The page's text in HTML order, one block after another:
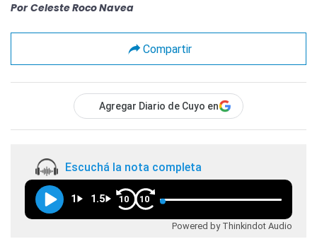
Por Celeste Roco Navea
Compartir
Agregar Diario de Cuyo en
Escuchá la nota completa
1 1.5 10 10
Powered by Thinkindot Audio